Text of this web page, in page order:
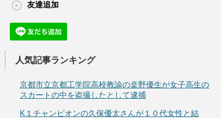
友達追加
人気記事ランキング
京都市立京都工学院高校教諭の桒野優生が女子高生の
スカートの中を盗撮したとして逮捕
K１チャンピオンの久保優太さんが１０代女性と結